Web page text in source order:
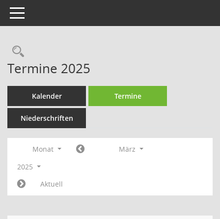
Toggle navigation
Rechercheauswahl
Termine 2025
Kalender Termine
Niederschriften
Monat
März
2025
Aktuell